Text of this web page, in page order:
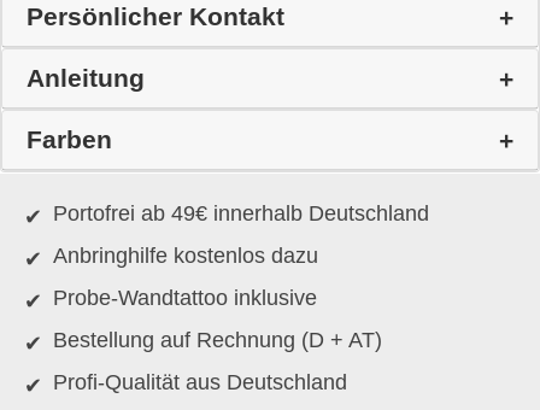
Persönlicher Kontakt
Anleitung
Farben
Portofrei ab 49€ innerhalb Deutschland
Anbringhilfe kostenlos dazu
Probe-Wandtattoo inklusive
Bestellung auf Rechnung (D + AT)
Profi-Qualität aus Deutschland